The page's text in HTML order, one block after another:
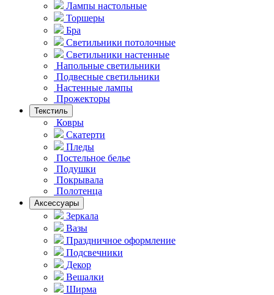
Лампы настольные
Торшеры
Бра
Светильники потолочные
Светильники настенные
Напольные светильники
Подвесные светильники
Hастенные лампы
Прожекторы
Текстиль
Ковры
Скатерти
Пледы
Постельное белье
Подушки
Покрывала
Полотенца
Аксессуары
Зеркала
Вазы
Праздничное оформление
Подсвечники
Декор
Вешалки
Ширма